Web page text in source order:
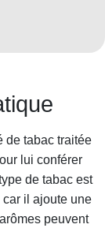
de tabac traitée
lui conférer
de tabac est
il ajoute une
peuvent